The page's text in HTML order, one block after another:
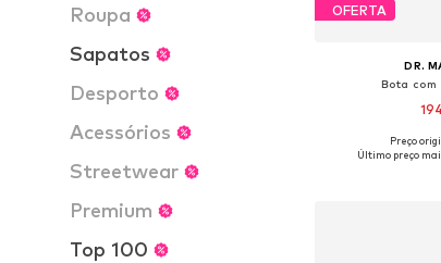
Roupa
Sapatos
Desporto
Acessórios
Streetwear
Premium
Top 100
OFERTA
DR.
Bota
Disponível em
Preço
Último preço